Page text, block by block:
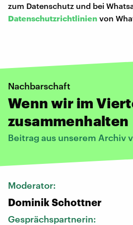
zum Datenschutz und bei
Datenschutzrichtlinien von
Nachbarschaft
Wenn wir im
zusammenhalten
Beitrag aus unserem Archiv
Moderator:
Dominik Schottner
Gesprächspartnerin: